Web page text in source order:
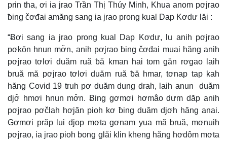
prin tha, ơi ia jrao Trần Thị Thúy Minh, Khua anom pơjrao
ƀing čơđai amăng sang ia jrao prong kual Dap Kơdư lăi :
“Ƀơi sang ia jrao prong kual Dap Kơdư, lu anih pơjrao
pơkŏn hnun mơ̆n, anih pơjrao ƀing čơđai muai hăng anih
pơjrao tơlơi duăm ruă ƀă kman hai tom găn rơgao laih
bruă mă pơjrao tơlơi duăm ruă ƀă hmar, tơnap tap kah
hăng Covid 19 truh pơ duăm dung drah, laih anun duăm
djơ̆ hmơi hnun mơ̆n. Ƀing gơmơi hơmâo dưm dăp anih
pơjrao pơčlah hơjăn pioh kơ ƀing duăm djơh hăng anai.
Gơmơi prăp lui djop mơta gơnam yua mă bruă, mơnuih
pơjrao, ia jrao pioh bong glăi klin kheng hăng hơdôm mơta